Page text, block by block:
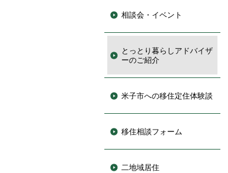
相談会・イベント
とっとり暮らしアドバイザ
ーのご紹介
米子市への移住定住体験談
移住相談フォーム
二地域居住